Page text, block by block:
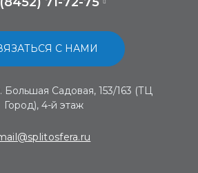
С НАМИ
Большая Садовая, 153/163 (ТЦ
Город), 4-й этаж